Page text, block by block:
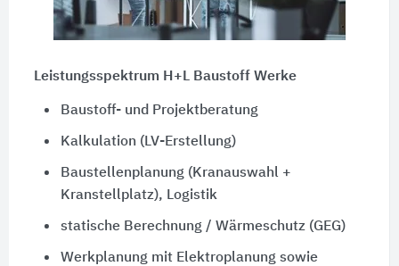
Leistungsspektrum H+L Baustoff Werke
Baustoff- und Projektberatung
Kalkulation (LV-Erstellung)
Baustellenplanung (Kranauswahl +
Kranstellplatz), Logistik
statische Berechnung / Wärmeschutz (GEG)
Werkplanung mit Elektroplanung sowie